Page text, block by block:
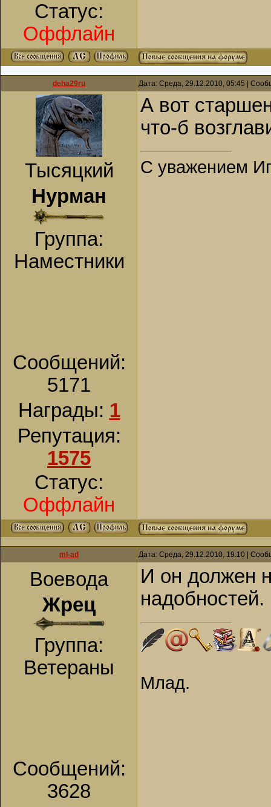
Статус:
Оффлайн
deha29ru Дата: Среда, 29.12.2010, 05:45 |
Тысяцкий
Нурман
Группа:
Наместники
Сообщений:
5171
Награды: 1
Репутация:
1575
Статус:
Оффлайн
А вот
что-б
С уважением
ml-ad Дата: Среда, 29.12.2010, 19:10 |
Воевода
Жрец
Группа:
Ветераны
Сообщений:
3628
И он должен
надобностей.
Млад.